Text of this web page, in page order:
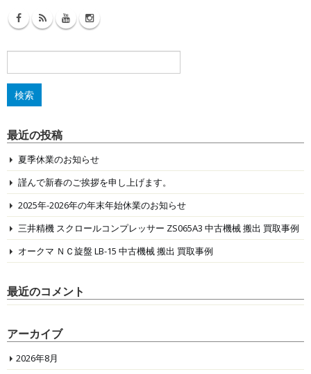
索:
最近の投稿
夏季休業のお知らせ
謹んで新春のご挨拶を申し上げます。
2025年-2026年の年末年始休業のお知らせ
三井精機 スクロールコンプレッサー ZS065A3 中古機械 搬出 買取事例
オークマ ＮＣ旋盤 LB-15 中古機械 搬出 買取事例
最近のコメント
アーカイブ
2026年8月